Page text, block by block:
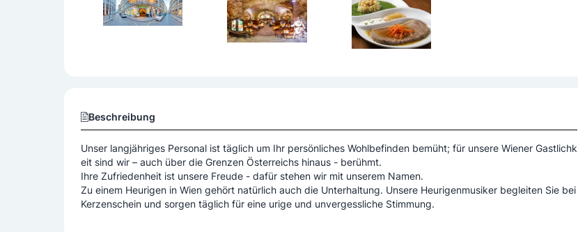
Beschreibung
Unser langjähriges Personal ist täglich um Ihr persönliches Wohlbefinden bemüht; für unsere Wiener Gastlichk
eit sind wir – auch über die Grenzen Österreichs hinaus - berühmt.
Ihre Zufriedenheit ist unsere Freude - dafür stehen wir mit unserem Namen.
Zu einem Heurigen in Wien gehört natürlich auch die Unterhaltung. Unsere Heurigenmusiker begleiten Sie bei
Kerzenschein und sorgen täglich für eine urige und unvergessliche Stimmung.